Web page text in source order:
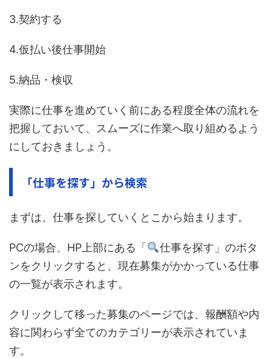
3.契約する
4.仮払い後仕事開始
5.納品・検収
実際に仕事を進めていく前にある程度全体の流れを
把握しておいて、スムーズに作業へ取り組めるよう
にしておきましょう。
「仕事を探す」から検索
まずは、仕事を探していくとこから始まります。
PCの場合、HP上部にある「
仕事を探す」のボタ
ンをクリックすると、現在募集がかかっている仕事
の一覧が表示されます。
クリックして移った募集のページでは、報酬額や内
容に関わらず全てのカテゴリーが表示されていま
す。